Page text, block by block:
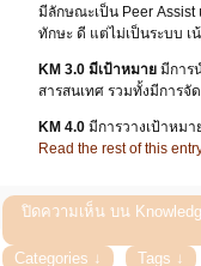
มีลักษณะเป็น Peer
ทักษะ ดี แต่ไม่เป็นระบบ เ
KM 3.0 มีเป้าหมาย มีการ
สารสนเทศ รวมทั้งมีการจั
KM 4.0 มีการวางเป้าหม
Read the rest of this
ปิดความเห็น บน